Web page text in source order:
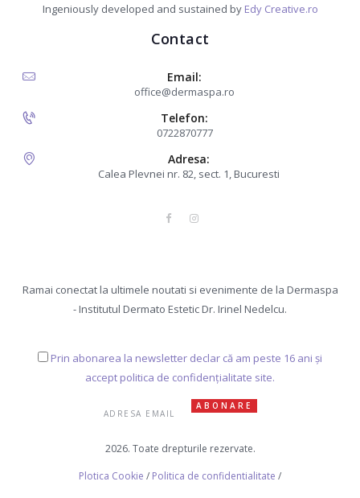
Ingeniously developed and sustained by Edy Creative.ro
Contact
Email:
office@dermaspa.ro
Telefon:
0722870777
Adresa:
Calea Plevnei nr. 82, sect. 1, Bucuresti
Ramai conectat la ultimele noutati si evenimente de la Dermaspa
- Institutul Dermato Estetic Dr. Irinel Nedelcu.
Prin abonarea la newsletter declar că am peste 16 ani și
accept politica de confidențialitate site.
2026. Toate drepturile rezervate.
Plotica Cookie / Politica de confidentialitate /